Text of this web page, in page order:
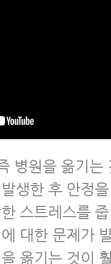
병원을 옮기는
생한 후 안정
스트레스를
대한 문제가
옮기는 것이